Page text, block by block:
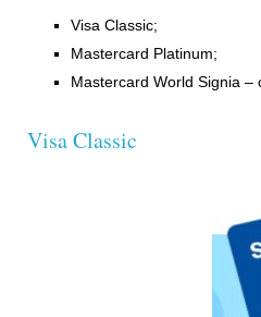
Visa Classic;
Mastercard Platinum;
Mastercard World Signia
Visa Classic